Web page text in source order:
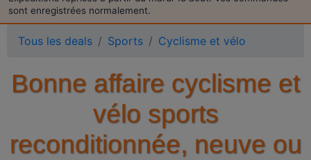
sont enregistrées normalement.
Tous les deals Sports Cyclisme et vélo
Bonne affaire cyclisme et
vélo sports
reconditionnée, neuve ou